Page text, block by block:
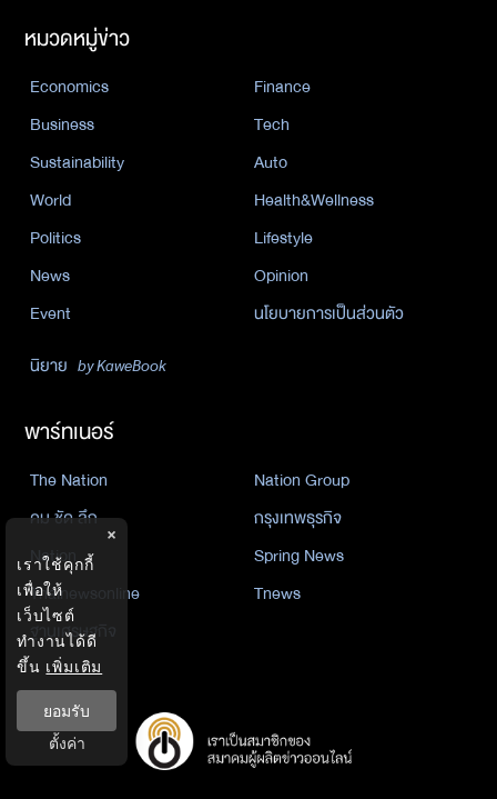
หมวดหมู่ข่าว
Economics
Finance
Business
Tech
Sustainability
Auto
World
Health&Wellness
Politics
Lifestyle
News
Opinion
Event
นโยบายการเป็นส่วนตัว
นิยาย by KaweBook
พาร์ทเนอร์
The Nation
Nation Group
คม ชัด ลึก
กรุงเทพธุรกิจ
Nation
Spring News
Thainewsonline
Tnews
ฐานเศรษฐกิจ
×
เราใช้คุกกี้
เพื่อให้
เว็บไซต์
ทำงานได้ดี
ขึ้น เพิ่มเติม
ยอมรับ
ตั้งค่า